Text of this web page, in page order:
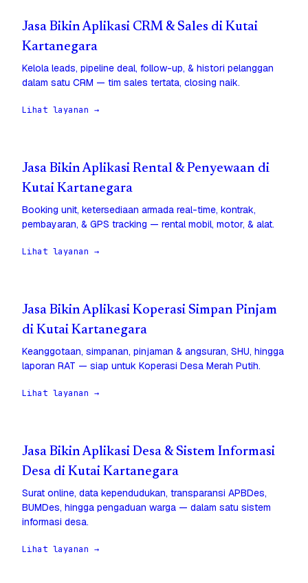
Jasa Bikin Aplikasi CRM & Sales di Kutai
Kartanegara
Kelola leads, pipeline deal, follow-up, & histori pelanggan
dalam satu CRM — tim sales tertata, closing naik.
Lihat layanan →
Jasa Bikin Aplikasi Rental & Penyewaan di
Kutai Kartanegara
Booking unit, ketersediaan armada real-time, kontrak,
pembayaran, & GPS tracking — rental mobil, motor, & alat.
Lihat layanan →
Jasa Bikin Aplikasi Koperasi Simpan Pinjam
di Kutai Kartanegara
Keanggotaan, simpanan, pinjaman & angsuran, SHU, hingga
laporan RAT — siap untuk Koperasi Desa Merah Putih.
Lihat layanan →
Jasa Bikin Aplikasi Desa & Sistem Informasi
Desa di Kutai Kartanegara
Surat online, data kependudukan, transparansi APBDes,
BUMDes, hingga pengaduan warga — dalam satu sistem
informasi desa.
Lihat layanan →